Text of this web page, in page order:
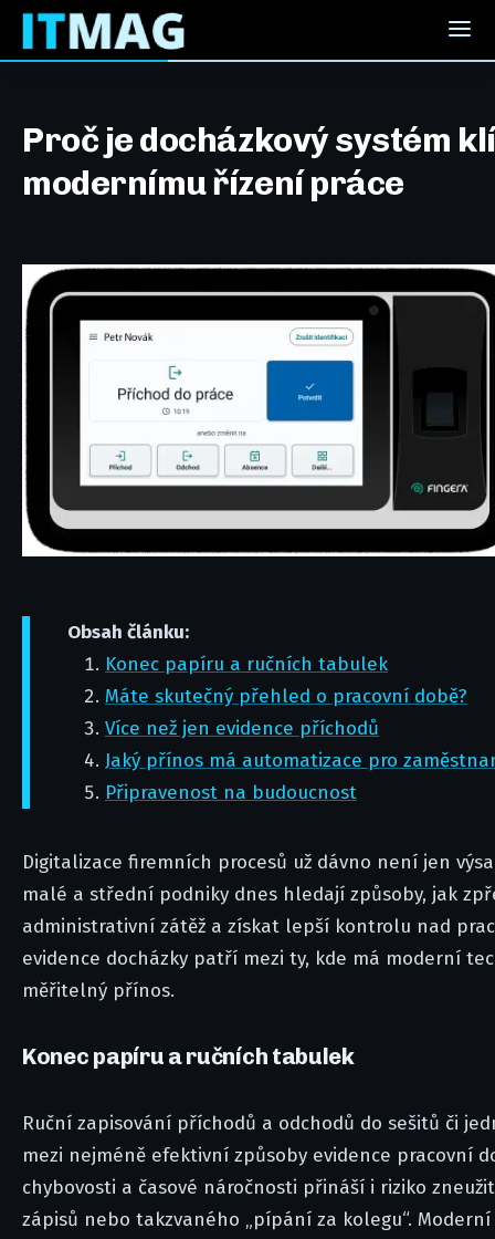
Proč je docházkový systém
modernímu řízení práce
Obsah článku:
Konec papíru a ručních tabulek
Máte skutečný přehled o pracovní době?
Více než jen evidence příchodů
Jaký přínos má automatizace pro
Připravenost na budoucnost
Digitalizace firemních procesů už dávno není jen
malé a střední podniky dnes hledají způsoby, jak
administrativní zátěž a získat lepší kontrolu nad
evidence docházky patří mezi ty, kde má moderní
měřitelný přínos.
Konec papíru a ručních tabulek
Ruční zapisování příchodů a odchodů do sešitů či
mezi nejméně efektivní způsoby evidence pracovní
chybovosti a časové náročnosti přináší i riziko
zápisů nebo takzvaného „pípání za kolegu“.